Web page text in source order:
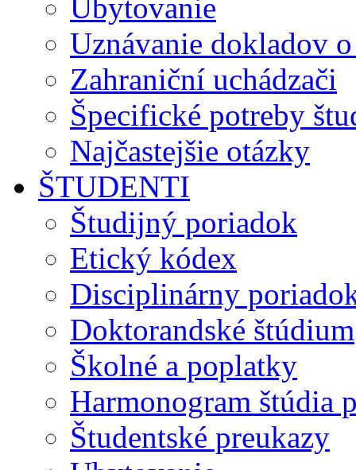
Ubytovanie
Uznávanie dokladov
Zahraniční uchádzači
Špecifické potreby
Najčastejšie otázky
ŠTUDENTI
Študijný poriadok
Etický kódex
Disciplinárny
Doktorandské štúdium
Školné a poplatky
Harmonogram štúdia
Študentské preukazy